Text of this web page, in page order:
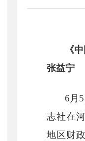
《
张益宁
6月
志社在
地区财